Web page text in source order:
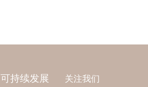
可持续发展 关注我们